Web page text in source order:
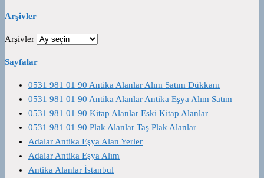
Arşivler
Arşivler
Sayfalar
0531 981 01 90 Antika Alanlar Alım Satım Dükkanı
0531 981 01 90 Antika Alanlar Antika Eşya Alım Satım
0531 981 01 90 Kitap Alanlar Eski Kitap Alanlar
0531 981 01 90 Plak Alanlar Taş Plak Alanlar
Adalar Antika Eşya Alan Yerler
Adalar Antika Eşya Alım
Antika Alanlar İstanbul